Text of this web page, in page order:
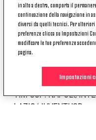
Mercoledì 6 gennaio
VERONADomenica 10
SAMPDORIA-
15: UDINESE-
JUVENTUS-
TIM CUP: NAPOLI/
LAZIO/
in alto a destra, comporta il
continuazione della navigazione in
diversi da quelli tecnici. Per
preferenze clicca su Impostazioni
modificare le tue preferenze
pagina.
Impostazioni